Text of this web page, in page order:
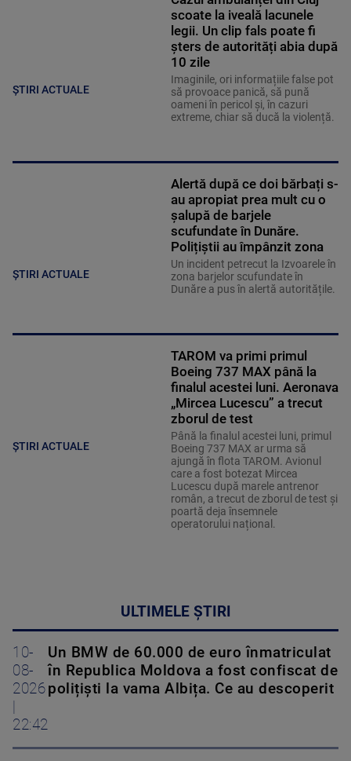
ȘTIRI ACTUALE
scoate la iveală lacunele
legii. Un clip fals poate fi
șters de autorități abia după
10 zile
Imaginile, ori informațiile false pot
să provoace panică, să pună
oameni în pericol și, în cazuri
extreme, chiar să ducă la violență.
ȘTIRI ACTUALE
Alertă după ce doi bărbați s-
au apropiat prea mult cu o
șalupă de barjele
scufundate în Dunăre.
Polițiștii au împânzit zona
Un incident petrecut la Izvoarele în
zona barjelor scufundate în
Dunăre a pus în alertă autoritățile.
ȘTIRI ACTUALE
TAROM va primi primul
Boeing 737 MAX până la
finalul acestei luni. Aeronava
„Mircea Lucescu” a trecut
zborul de test
Până la finalul acestei luni, primul
Boeing 737 MAX ar urma să
ajungă în flota TAROM. Avionul
care a fost botezat Mircea
Lucescu după marele antrenor
român, a trecut de zborul de test și
poartă deja însemnele
operatorului național.
ULTIMELE ȘTIRI
10-
08-
2026
22:42
Un BMW de 60.000 de euro înmatriculat
în Republica Moldova a fost confiscat de
polițiști la vama Albița. Ce au descoperit